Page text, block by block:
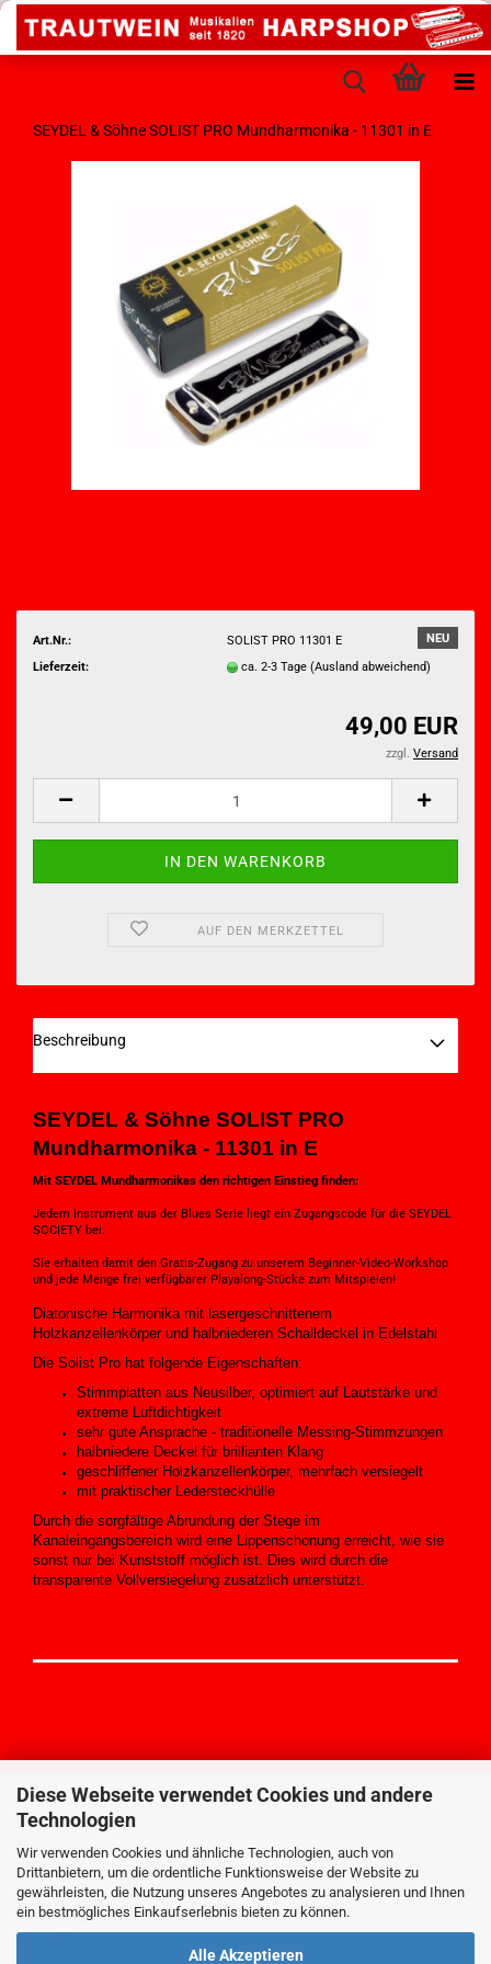
Diese Webseite verwendet Cookies und andere
Technologien
Wir verwenden Cookies und ähnliche Technologien, auch von
Drittanbietern, um die ordentliche Funktionsweise der Website zu
gewährleisten, die Nutzung unseres Angebotes zu analysieren und Ihnen
ein bestmögliches Einkaufserlebnis bieten zu können.
Alle Akzeptieren
SEYDEL & Söhne SOLIST PRO Mundharmonika - 11301 in E
NEU
Art.Nr.:
SOLIST PRO 11301 E
Lieferzeit:
ca. 2-3 Tage (Ausland abweichend)
49,00 EUR
zzgl. Versand
AUF DEN MERKZETTEL
Beschreibung
SEYDEL & Söhne SOLIST PRO
Mundharmonika - 11301 in E
Mit SEYDEL Mundharmonikas den richtigen Einstieg finden:
Jedem Instrument aus der Blues Serie liegt ein Zugangscode für die SEYDEL
SOCIETY bei.
Sie erhalten damit den Gratis-Zugang zu unserem Beginner-Video-Workshop
und jede Menge frei verfügbarer Playalong-Stücke zum Mitspielen!
Diatonische Harmonika mit lasergeschnittenem
Holzkanzellenkörper und halbniederen Schalldeckel in Edelstahl
Die Solist Pro hat folgende Eigenschaften:
Stimmplatten aus Neusilber, optimiert auf Lautstärke und
extreme Luftdichtigkeit
sehr gute Ansprache - traditionelle Messing-Stimmzungen
halbniedere Deckel für brillianten Klang
geschliffener Holzkanzellenkörper, mehrfach versiegelt
mit praktischer Ledersteckhülle
Durch die sorgfältige Abrundung der Stege im
Kanaleingangsbereich wird eine Lippenschonung erreicht, wie sie
sonst nur bei Kunststoff möglich ist. Dies wird durch die
transparente Vollversiegelung zusätzlich unterstützt.
MEHR ÜBER...
Impressum
Kontakt
Widerrufsrecht
Datenschutzerklärung
Cookie Einstellungen